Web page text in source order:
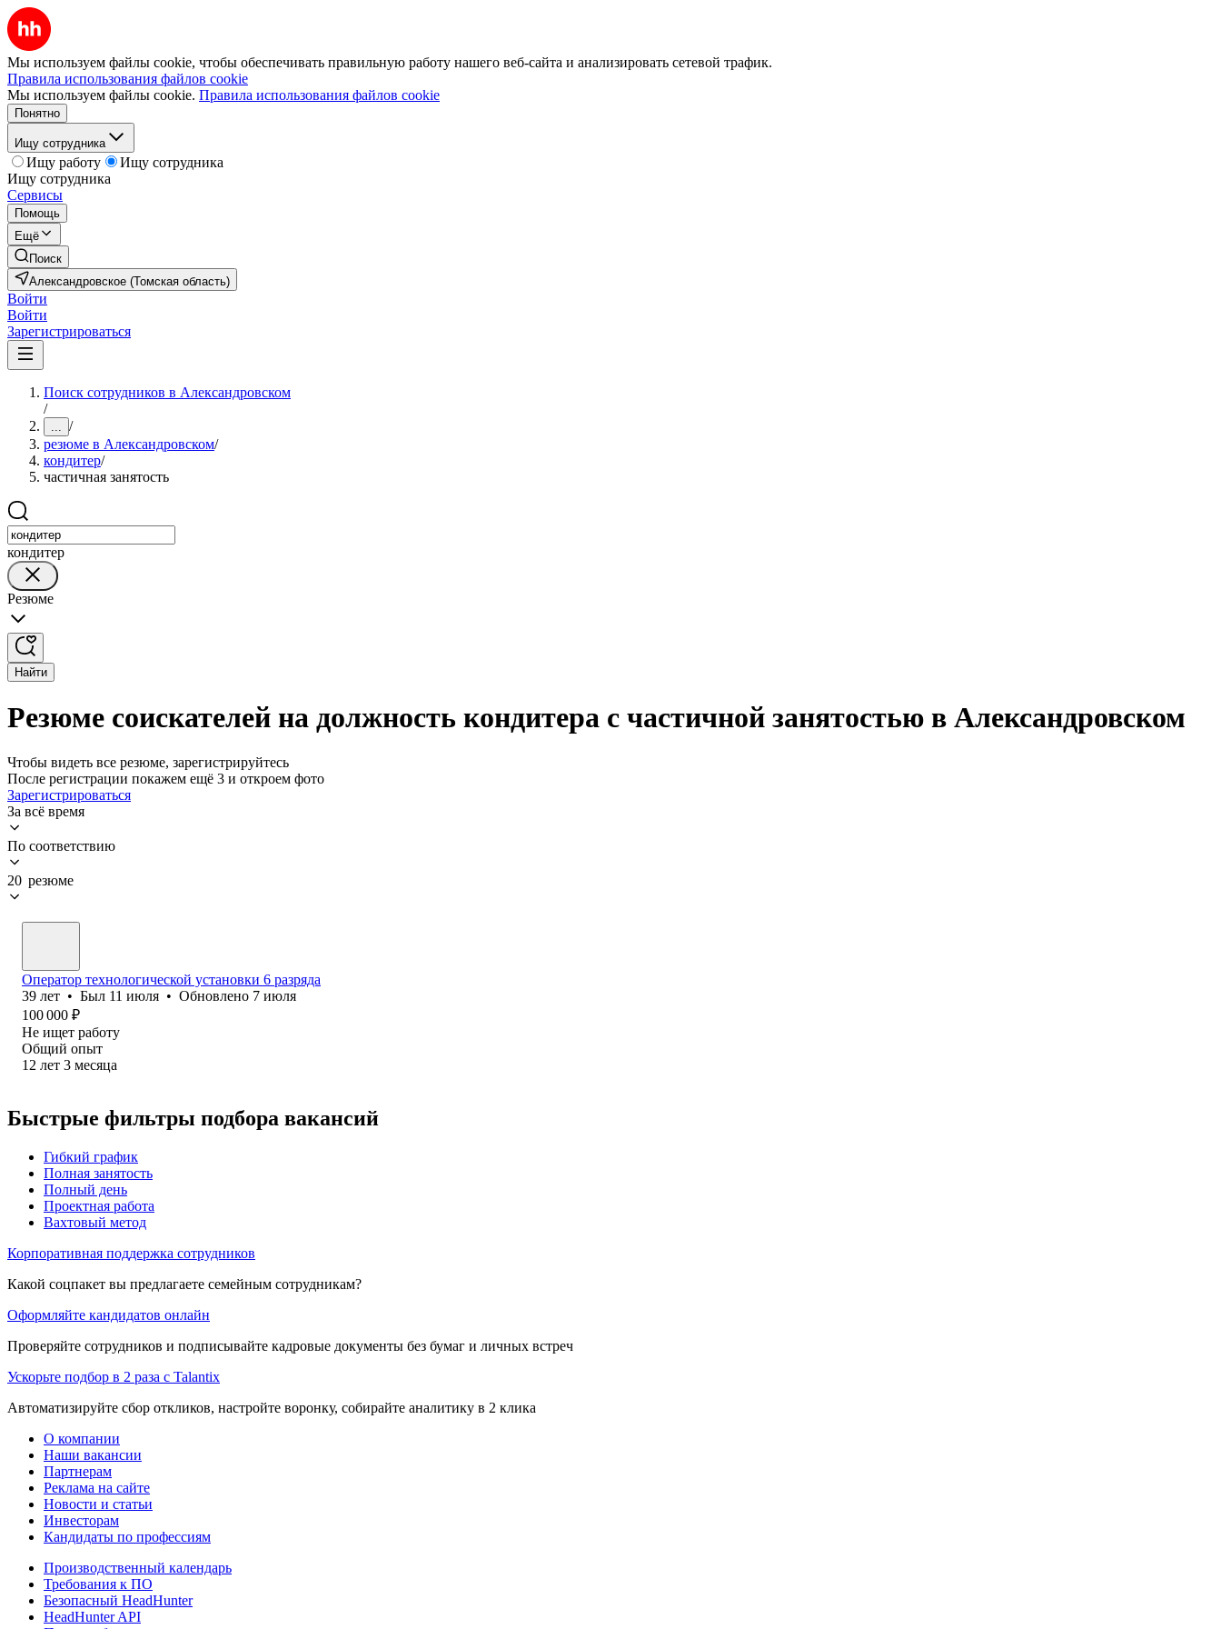
Мы используем файлы cookie, чтобы обеспечивать правильную работу нашего веб-сайта и анализировать сетевой трафик.
Правила использования файлов cookie
Мы используем файлы cookie. Правила использования файлов cookie
Понятно
Ищу сотрудника
Ищу работу
Ищу сотрудника
Ищу сотрудника
Сервисы
Помощь
Ещё
Поиск
Александровское (Томская область)
Войти
Войти
Зарегистрироваться
Поиск сотрудников в Александровском
/
... /
резюме в Александровском/
кондитер/
частичная занятость
кондитер
Резюме
Найти
Резюме соискателей на должность кондитера с частичной занятостью в Александровском
Чтобы видеть все резюме, зарегистрируйтесь
После регистрации покажем ещё 3 и откроем фото
Зарегистрироваться
За всё время
По соответствию
20 резюме
Оператор технологической установки 6 разряда
39 лет • Был 11 июля • Обновлено 7 июля
100 000 ₽
Не ищет работу
Общий опыт
12 лет 3 месяца
Быстрые фильтры подбора вакансий
Гибкий график
Полная занятость
Полный день
Проектная работа
Вахтовый метод
Корпоративная поддержка сотрудников
Какой соцпакет вы предлагаете семейным сотрудникам?
Оформляйте кандидатов онлайн
Проверяйте сотрудников и подписывайте кадровые документы без бумаг и личных встреч
Ускорьте подбор в 2 раза с Talantix
Автоматизируйте сбор откликов, настройте воронку, собирайте аналитику в 2 клика
О компании
Наши вакансии
Партнерам
Реклама на сайте
Новости и статьи
Инвесторам
Кандидаты по профессиям
Производственный календарь
Требования к ПО
Безопасный HeadHunter
HeadHunter API